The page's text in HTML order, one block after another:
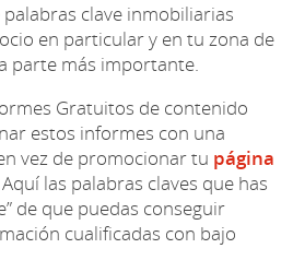
clave inmobiliarias
en particular y en tu zona de
parte más importante.
Gratuitos de contenido
estos informes con una
vez de promocionar tu página
Aquí las palabras claves que has
de que puedas conseguir
cualificadas con bajo